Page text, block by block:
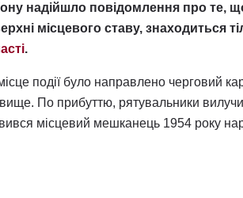
надійшло повідомлення про те,
місцевого ставу, знаходиться
.
події було направлено черговий
По прибуттю, рятувальники
місцевий мешканець 1954 року